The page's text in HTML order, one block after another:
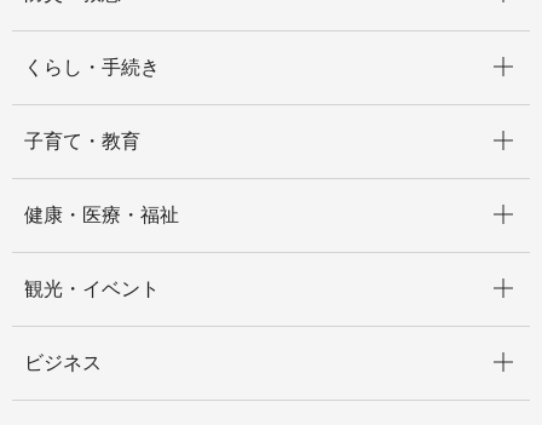
くらし・手続き
子育て・教育
健康・医療・福祉
観光・イベント
ビジネス